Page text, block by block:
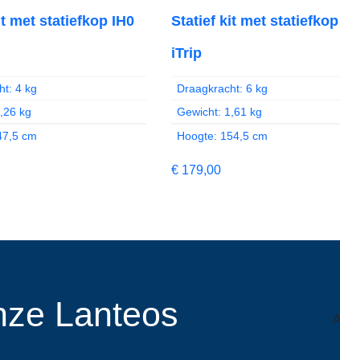
met statiefkop IH0
4 kg
kg
cm
Statief kit met statiefkop
iTrip
Draagkracht: 6 kg
Gewicht: 1,61 kg
Hoogte: 154,5 cm
€ 179,00
Lanteos